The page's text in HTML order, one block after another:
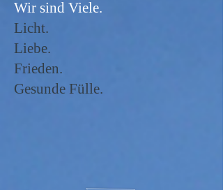
Wir sind Viele.
Licht.
Liebe.
Frieden.
Gesunde Fülle.